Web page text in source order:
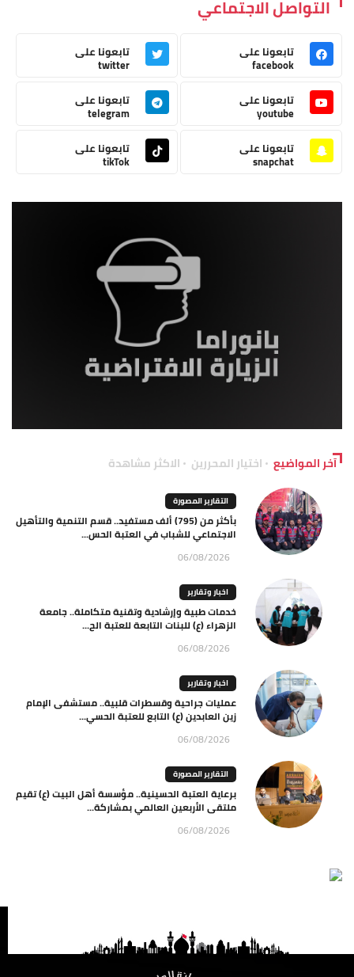
التواصل الاجتماعي
تابعونا على
facebook
تابعونا على
twitter
تابعونا على
youtube
تابعونا على
telegram
تابعونا على
snapchat
تابعونا على
tikTok
آخر المواضيع اختيار المحررين الاكثر مشاهدة
التقارير المصورة
بأكثر من (795) ألف مستفيد.. قسم التنمية والتأهيل
الاجتماعي للشباب في العتبة الحس...
06/08/2026
اخبار وتقارير
خدمات طبية وإرشادية وتقنية متكاملة.. جامعة
الزهراء (ع) للبنات التابعة للعتبة الح...
06/08/2026
اخبار وتقارير
عمليات جراحية وقسطرات قلبية.. مستشفى الإمام
زين العابدين (ع) التابع للعتبة الحسي...
06/08/2026
التقارير المصورة
برعاية العتبة الحسينية.. مؤسسة أهل البيت (ع) تقيم
ملتقى الأربعين العالمي بمشاركة...
06/08/2026